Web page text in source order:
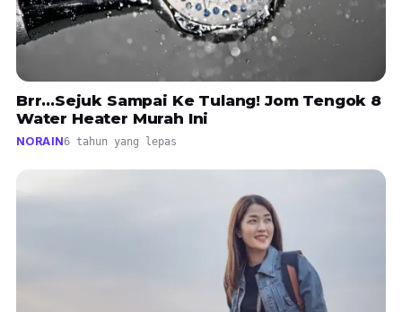
Brr...Sejuk Sampai Ke Tulang! Jom Tengok 8
Water Heater Murah Ini
NORAIN6 tahun yang lepas